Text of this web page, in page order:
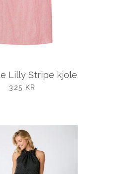
Lilly Stripe kjole
UDSALGSPRIS
325 KR